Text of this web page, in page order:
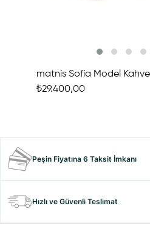
₺29.400,00
Peşin Fiyatına 6 Taksit İmkanı
Hızlı ve Güvenli Teslimat